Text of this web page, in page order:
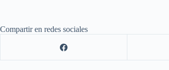
Compartir en redes sociales